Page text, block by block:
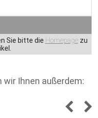
Sie bitte die Homepagezu
Ihnen außerdem: